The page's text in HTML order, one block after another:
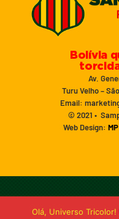
Bolívia
Av.
Turu Velho –
Email:
© 2021 •
Web Design:
Olá, Universo